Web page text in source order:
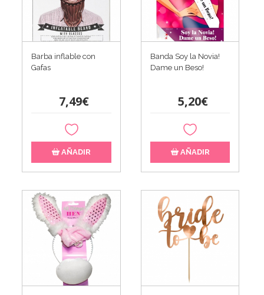
Barba inflable con
Gafas
7,49€
AÑADIR
Banda Soy la Novia!
Dame un Beso!
5,20€
AÑADIR